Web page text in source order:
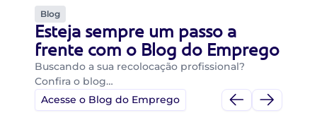
Blog
Esteja sempre um passo a
frente com o Blog do Emprego
Buscando a sua recolocação profissional?
Confira o blog…
Acesse o Blog do Emprego